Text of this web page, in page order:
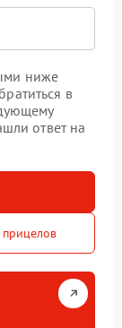
ниже
в
ответ на